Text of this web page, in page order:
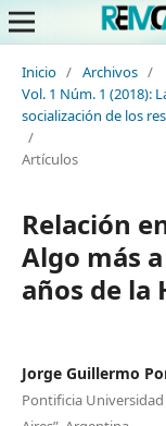
Inicio / Archivos /
Vol. 1 Núm. 1 (2018):
socialización de los
/
Artículos
Relación
Algo más
años de la
Jorge Guillermo
Pontificia